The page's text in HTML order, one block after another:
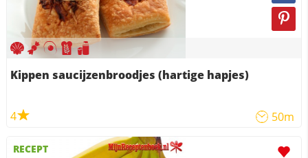
Kippen saucijzenbroodjes (hartige hapjes)
4 50m
RECEPT